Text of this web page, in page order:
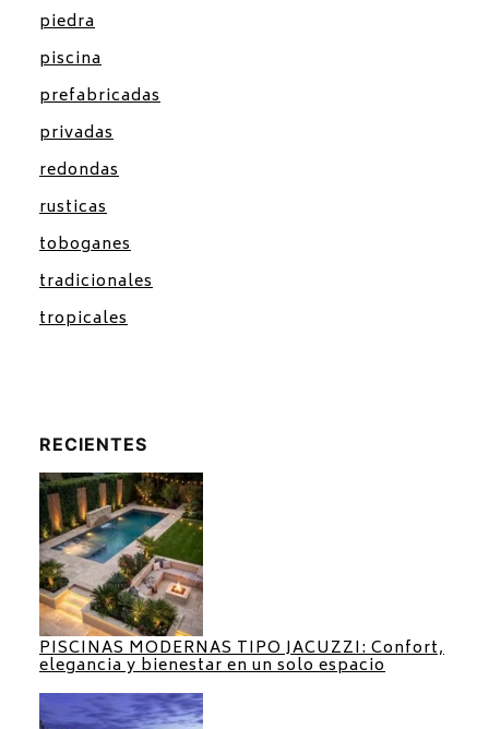
piedra
piscina
prefabricadas
privadas
redondas
rusticas
toboganes
tradicionales
tropicales
RECIENTES
PISCINAS MODERNAS TIPO JACUZZI: Confort,
elegancia y bienestar en un solo espacio